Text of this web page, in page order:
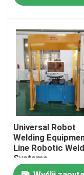
Hot Plate
Sprzęt do
Zgrzewarka do
Maszyna do
Universal Robot
Welding
Line Robotic
Systems